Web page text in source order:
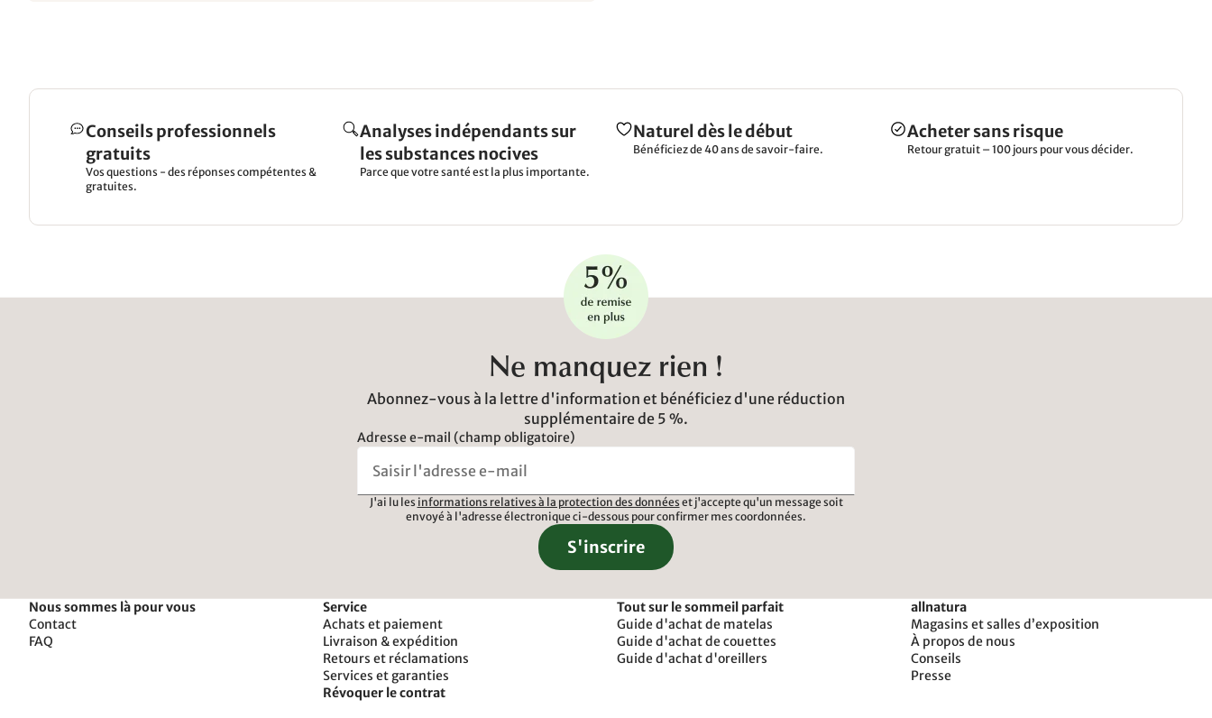
Conseils professionnels
gratuits
Vos questions - des réponses compétentes &
gratuites.
Analyses indépendants sur
les substances nocives
Parce que votre santé est la plus importante.
Naturel dès le début
Bénéficiez de 40 ans de savoir-faire.
Acheter sans risque
Retour gratuit – 100 jours pour vous décider.
Ne manquez rien !
Abonnez-vous à la lettre d'information et bénéficiez d'une réduction
supplémentaire de 5 %.
Adresse e-mail (champ obligatoire)
J'ai lu les informations relatives à la protection des données et j'accepte qu'un message soit
envoyé à l'adresse électronique ci-dessous pour confirmer mes coordonnées.
S'inscrire
Nous sommes là pour vous
Contact
FAQ
Service
Achats et paiement
Livraison & expédition
Retours et réclamations
Services et garanties
Révoquer le contrat
Tout sur le sommeil parfait
Guide d'achat de matelas
Guide d'achat de couettes
Guide d'achat d'oreillers
allnatura
Magasins et salles d’exposition
À propos de nous
Conseils
Presse